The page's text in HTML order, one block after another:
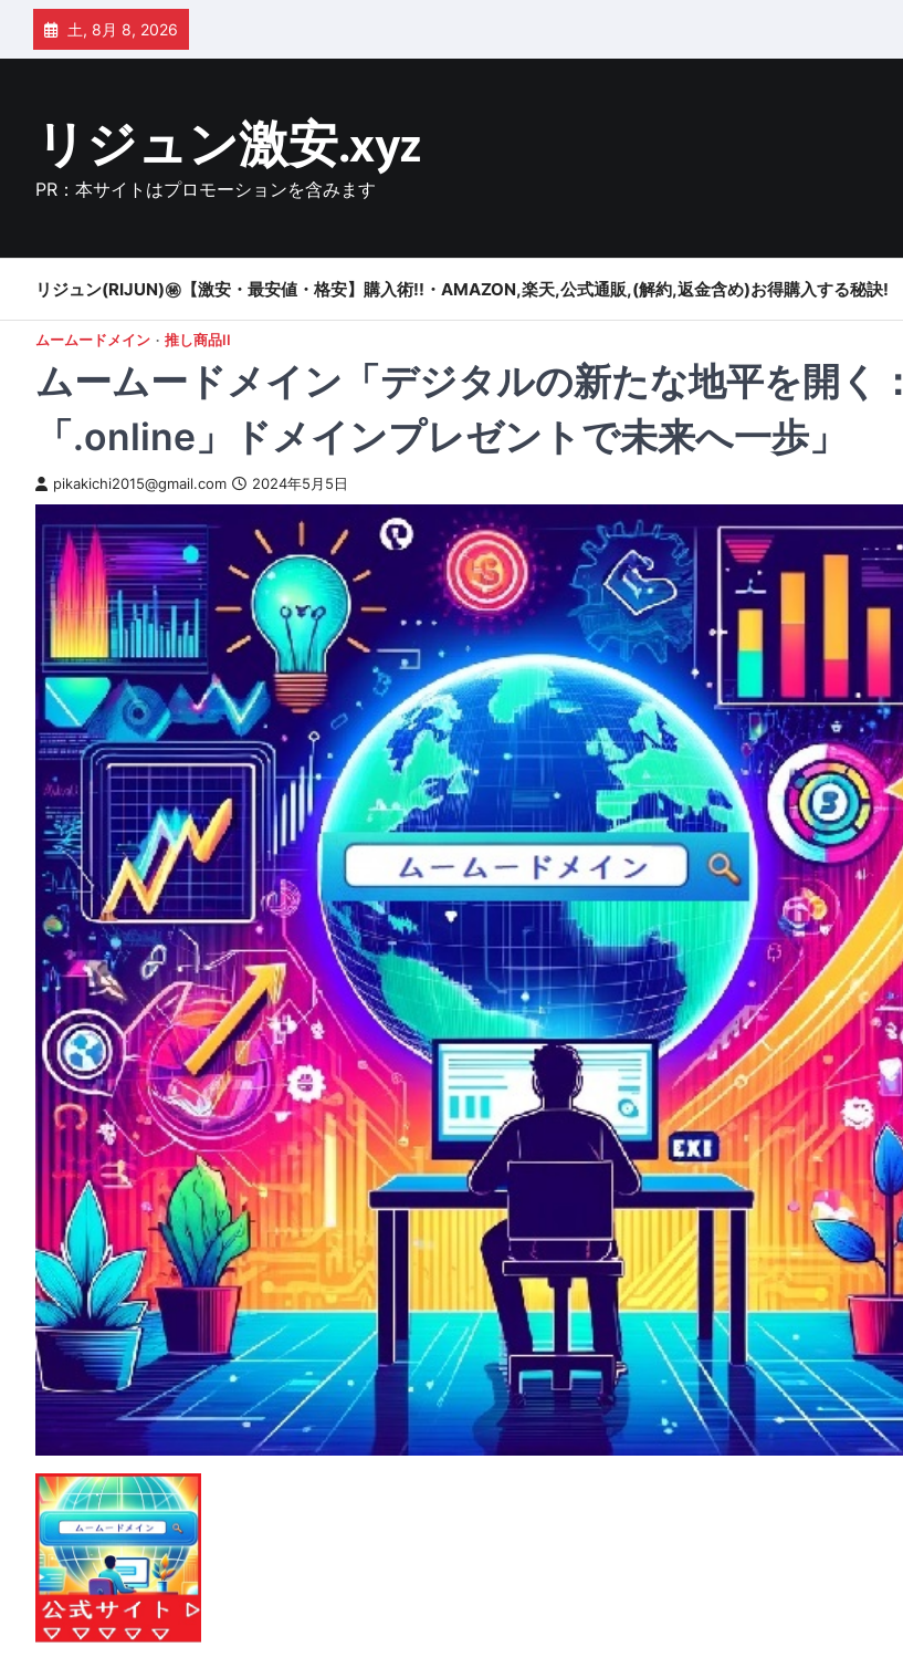
Skip
content
土, 8月 8, 2026
リジュン激安.xyz
PR：本サイトはプロモーションを含みます
リジュン(RIJUN)㊙【激安・最安値・格安】購入術!!・AMAZON,楽天,公式通販,(解約,返金含め)お得購入する秘訣!
ムームードメイン 推し商品II
ムームードメイン「デジタルの新たな地平を開く：
「.online」ドメインプレゼントで未来へ一歩」
pikakichi2015@gmail.com 2024年5月5日